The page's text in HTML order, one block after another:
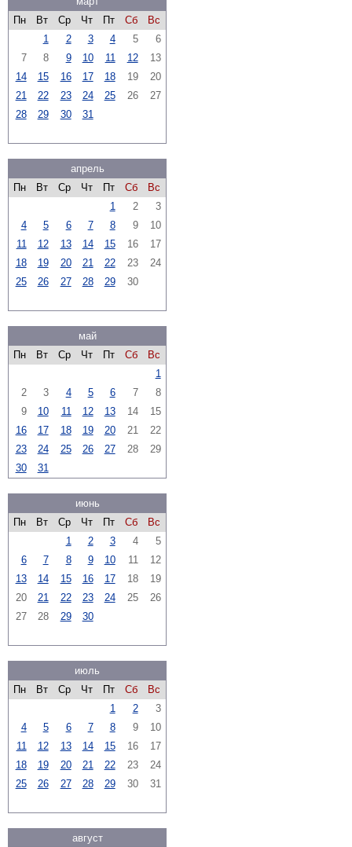
Пн
Вт Ср Чт Пт Сб
Вс
1
2 3 4 5
6
7
8 9 10 11 12
13
14
15 16 17 18 19
20
21
22 23 24 25 26
27
28
29 30 31
апрель
Пн
Вт Ср Чт Пт Сб
Вс
1
2
3
4
5 6 7 8 9
10
11
12 13 14 15 16
17
18
19 20 21 22 23
24
25
26 27 28 29 30
май
Пн
Вт Ср Чт Пт Сб
Вс
1
2
3 4 5 6 7
8
9
10 11 12 13 14
15
16
17 18 19 20 21
22
23
24 25 26 27 28
29
30
31
июнь
Пн
Вт Ср Чт Пт Сб
Вс
1
2 3 4
5
6
7 8 9 10 11
12
13
14 15 16 17 18
19
20
21 22 23 24 25
26
27
28 29 30
июль
Пн
Вт Ср Чт Пт Сб
Вс
1
2
3
4
5 6 7 8 9
10
11
12 13 14 15 16
17
18
19 20 21 22 23
24
25
26 27 28 29 30 31
август